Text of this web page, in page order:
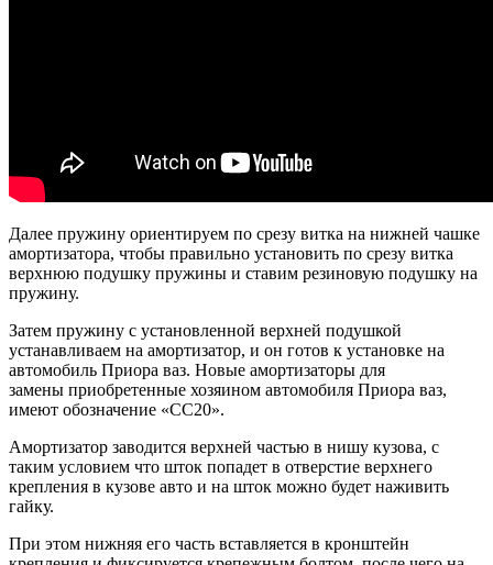
Далее пружину ориентируем по срезу витка на нижней чашке
амортизатора, чтобы правильно установить по срезу витка
верхнюю подушку пружины и ставим резиновую подушку на
пружину.
Затем пружину с установленной верхней подушкой
устанавливаем на амортизатор, и он готов к установке на
автомобиль Приора ваз. Новые амортизаторы для
замены приобретенные хозяином автомобиля Приора ваз,
имеют обозначение «СС20».
Амортизатор заводится верхней частью в нишу кузова, с
таким условием что шток попадет в отверстие верхнего
крепления в кузове авто и на шток можно будет наживить
гайку.
При этом нижняя его часть вставляется в кронштейн